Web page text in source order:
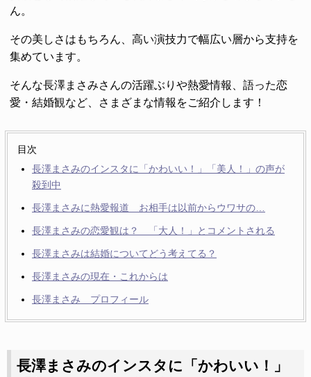
ん。
その美しさはもちろん、高い演技力で幅広い層から支持を
集めています。
そんな長澤まさみさんの活躍ぶりや熱愛情報、語った恋
愛・結婚観など、さまざまな情報をご紹介します！
目次
長澤まさみのインスタに「かわいい！」「美人！」の声が
殺到中
長澤まさみに熱愛報道 お相手は以前からウワサの…
長澤まさみの恋愛観は？ 「大人！」とコメントされる
長澤まさみは結婚についてどう考えてる？
長澤まさみの現在・これからは
長澤まさみ プロフィール
長澤まさみのインスタに「かわいい！」